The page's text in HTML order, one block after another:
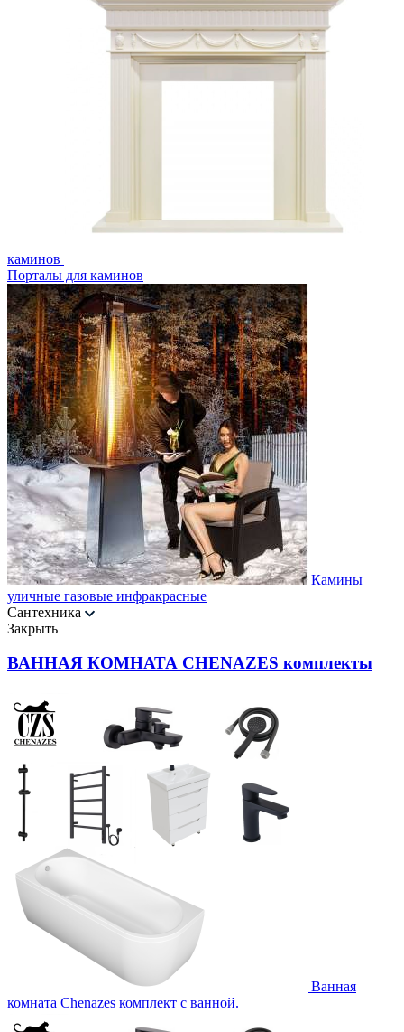
каминов
Порталы для каминов
Камины
уличные газовые инфракрасные
Сантехника
Закрыть
ВАННАЯ КОМНАТА CHENAZES комплекты
Ванная
комната Chenazes комплект с ванной.